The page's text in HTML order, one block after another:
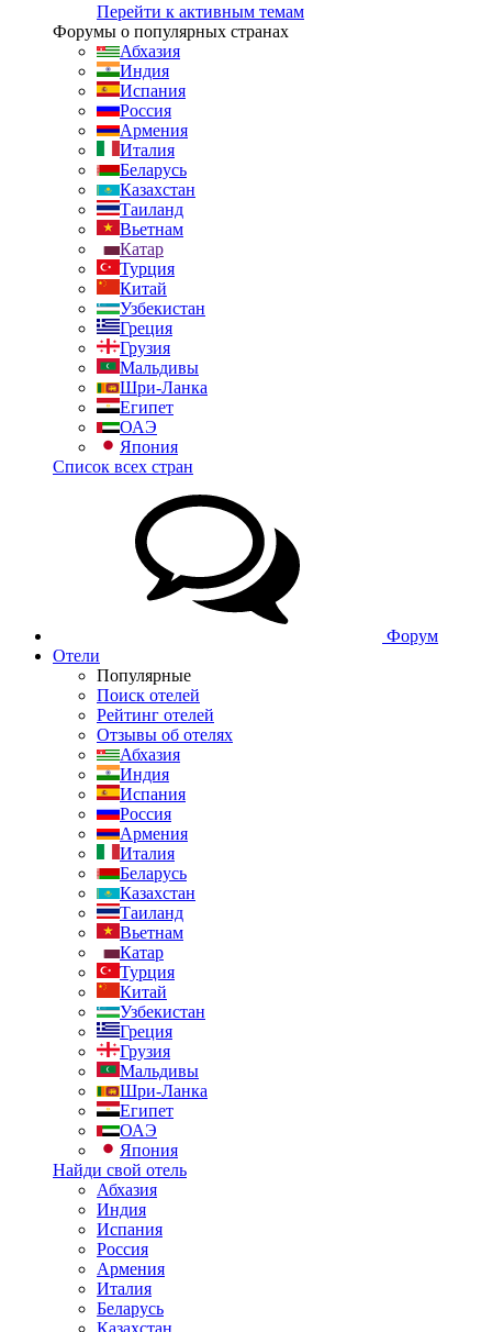
Перейти к активным темам
Форумы о популярных странах
Абхазия
Индия
Испания
Россия
Армения
Италия
Беларусь
Казахстан
Таиланд
Вьетнам
Катар
Турция
Китай
Узбекистан
Греция
Грузия
Мальдивы
Шри-Ланка
Египет
ОАЭ
Япония
Список всех стран
Форум
Отели
Популярные
Поиск отелей
Рейтинг отелей
Отзывы об отелях
Абхазия
Индия
Испания
Россия
Армения
Италия
Беларусь
Казахстан
Таиланд
Вьетнам
Катар
Турция
Китай
Узбекистан
Греция
Грузия
Мальдивы
Шри-Ланка
Египет
ОАЭ
Япония
Найди свой отель
Абхазия
Индия
Испания
Россия
Армения
Италия
Беларусь
Казахстан